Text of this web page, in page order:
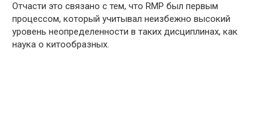
Отчасти это связано с тем, что RMP был первым
процессом, который учитывал неизбежно высокий
уровень неопределенности в таких дисциплинах, как
наука о китообразных.